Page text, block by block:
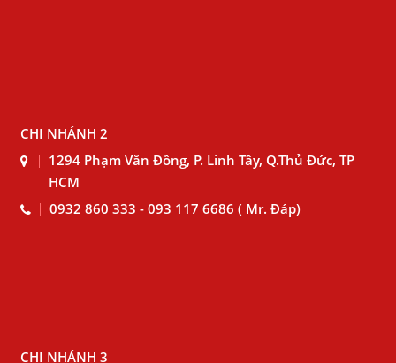
CHI NHÁNH 2
1294 Phạm Văn Đồng, P. Linh Tây, Q.Thủ Đức, TP
HCM
0932 860 333 - 093 117 6686 ( Mr. Đáp)
CHI NHÁNH 3